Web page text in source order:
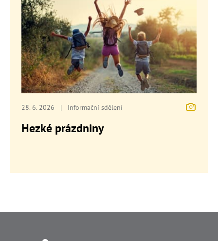
28. 6. 2026 | Informační sdělení
Hezké prázdniny